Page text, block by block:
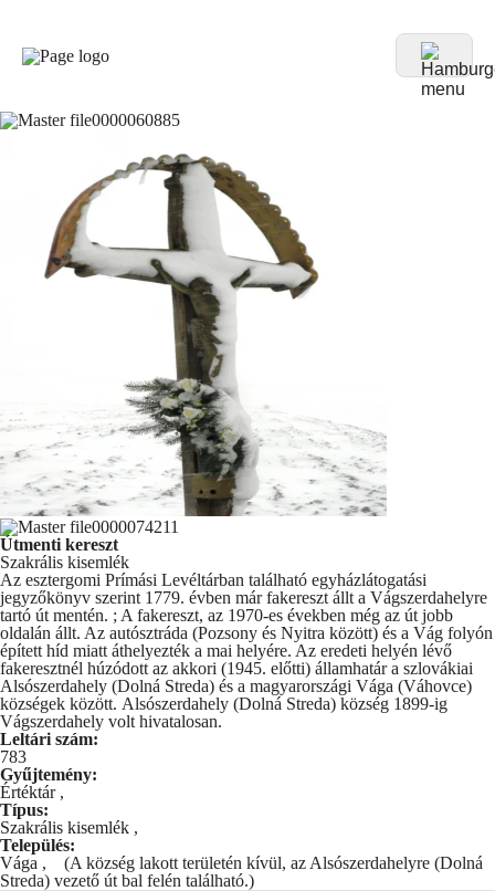
Útmenti kereszt
Szakrális kisemlék
Az esztergomi Prímási Levéltárban található egyházlátogatási
jegyzőkönyv szerint 1779. évben már fakereszt állt a Vágszerdahelyre
tartó út mentén. ; A fakereszt, az 1970-es években még az út jobb
oldalán állt. Az autósztráda (Pozsony és Nyitra között) és a Vág folyón
épített híd miatt áthelyezték a mai helyére. Az eredeti helyén lévő
fakeresztnél húzódott az akkori (1945. előtti) államhatár a szlovákiai
Alsószerdahely (Dolná Streda) és a magyarországi Vága (Váhovce)
községek között. Alsószerdahely (Dolná Streda) község 1899-ig
Vágszerdahely volt hivatalosan.
Leltári szám:
783
Gyűjtemény:
Értéktár ,
Típus:
Szakrális kisemlék ,
Település:
Vága ,
(A község lakott területén kívül, az Alsószerdahelyre (Dolná
Streda) vezető út bal felén található.)